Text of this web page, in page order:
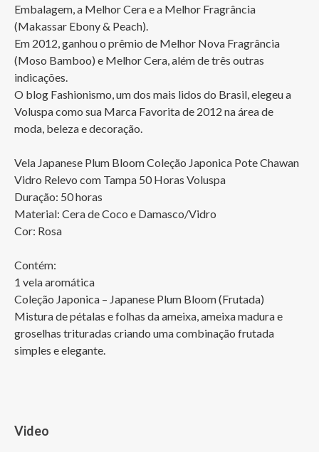
Embalagem, a Melhor Cera e a Melhor Fragrância
(Makassar Ebony & Peach).
Em 2012, ganhou o prêmio de Melhor Nova Fragrância
(Moso Bamboo) e Melhor Cera, além de três outras
indicações.
O blog Fashionismo, um dos mais lidos do Brasil, elegeu a
Voluspa como sua Marca Favorita de 2012 na área de
moda, beleza e decoração.
Vela Japanese Plum Bloom Coleção Japonica Pote Chawan
Vidro Relevo com Tampa 50 Horas Voluspa
Duração: 50 horas
Material: Cera de Coco e Damasco/Vidro
Cor: Rosa
Contém:
1 vela aromática
Coleção Japonica – Japanese Plum Bloom (Frutada)
Mistura de pétalas e folhas da ameixa, ameixa madura e
groselhas trituradas criando uma combinação frutada
simples e elegante.
Video